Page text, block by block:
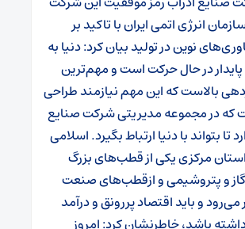
انرژی اتمی ایران با تاکید بر
نوین در تولید بیان کرد: دنیا به
در حال حرکت است و مهم‌ترین
بالاست که این مهم نیازمند طراحی
در مجموعه مدیریتی شرکت صنایع
تا بتواند با دنیا ارتباط بگیرد. اسلامی
استان مرکزی یکی از قطب‌های بزرگ
و پتروشیمی و ازقطب‌های صنعت
و باید اقتصاد پررونق و درآمد
باشد، خاطرنشان کرد: امروز